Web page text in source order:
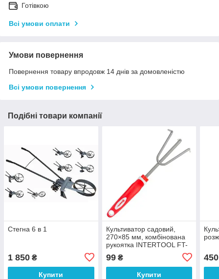
Готівкою
Всі умови оплати
Умови повернення
Повернення товару впродовж 14 днів за домовленістю
Всі умови повернення
Подібні товари компанії
Стегна 6 в 1
1 850 ₴
Купити
Культиватор садовий,
270×85 мм, комбінована
рукоятка INTERTOOL FT-
99₴
Купити
450